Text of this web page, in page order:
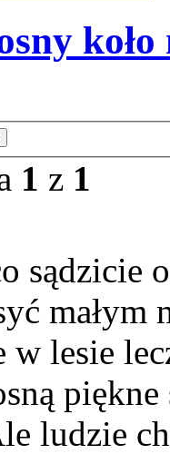
1 z 1
sądzicie
w lesie
ludzie